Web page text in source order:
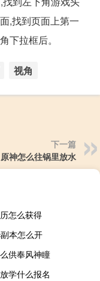
,找到页面上第一
下拉框后。
视角
下一篇
原神怎么往锅里放水
怎么获得
本怎么开
供奉风神瞳
学什么报名